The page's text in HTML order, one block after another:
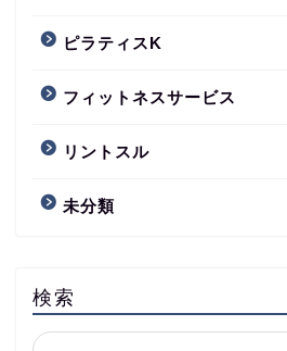
ピラティスK
フィットネスサービス
リントスル
未分類
検索